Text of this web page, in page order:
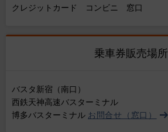
クレジットカード コンビニ 窓口
乗車券販売場所
バスタ新宿（南口）
西鉄天神高速バスターミナル
博多バスターミナル お問合せ（窓口）